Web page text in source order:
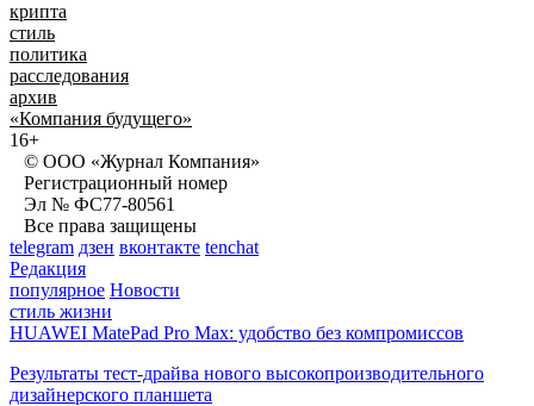
крипта
стиль
политика
расследования
архив
«Компания будущего»
16+
© ООО «Журнал Компания»
Регистрационный номер
Эл № ФС77-80561
Все права защищены
telegram дзен вконтакте tenchat
Редакция
популярное Новости
стиль жизни
HUAWEI MatePad Pro Max: удобство без компромиссов
Результаты тест-драйва нового высокопроизводительного
дизайнерского планшета